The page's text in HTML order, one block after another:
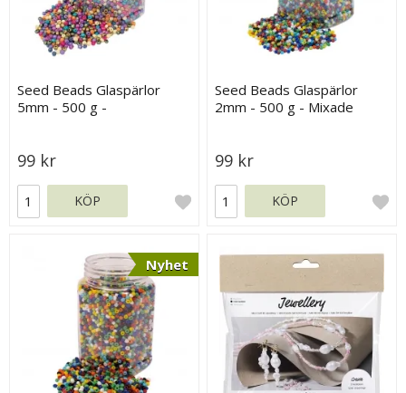
Seed Beads Glaspärlor
5mm - 500 g -
99 kr
KÖP
Seed Beads Glaspärlor
2mm - 500 g - Mixade
99 kr
KÖP
Nyhet